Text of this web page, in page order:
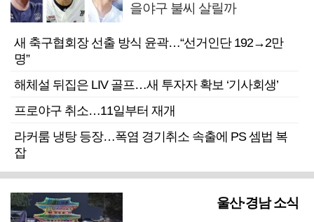
을야구 불씨 살릴까
새 축구협회장 선출 방식 윤곽…“선거인단 192→2만
명”
해체설 뒤집은 LIV 골프…새 투자자 확보 ‘기사회생’
프로야구 취소…11일부터 재개
라커룸 냉탕 등장…폭염 경기취소 속출에 PS 셈법 복
잡
울산·경남 소식